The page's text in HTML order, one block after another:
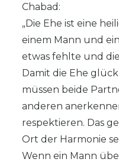
Chabad:
„Die Ehe ist eine
einem Mann und
etwas fehlte und
Damit die Ehe
müssen beide
anderen
respektieren. Das
Ort der Harmonie
Wenn ein Mann